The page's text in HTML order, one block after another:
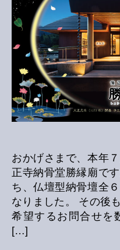
おかげさまで、本年
正寺納骨堂勝縁廟で
ち、仏壇型納骨壇全
なりました。 その後
希望するお問合せを
[…]